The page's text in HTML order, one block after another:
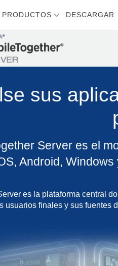
PRODUCTOS DESCARGAR
sus
Server es el
Android,
es la plataforma central
usuarios finales y sus fuentes